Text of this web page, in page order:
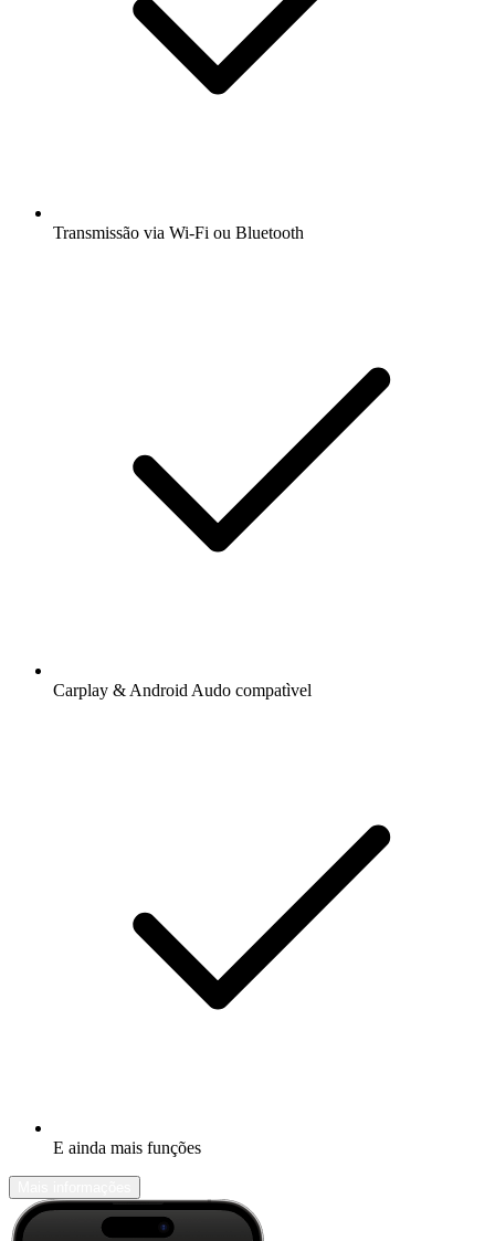
Transmissão via Wi-Fi ou Bluetooth
Carplay & Android Audo compatìvel
E ainda mais funções